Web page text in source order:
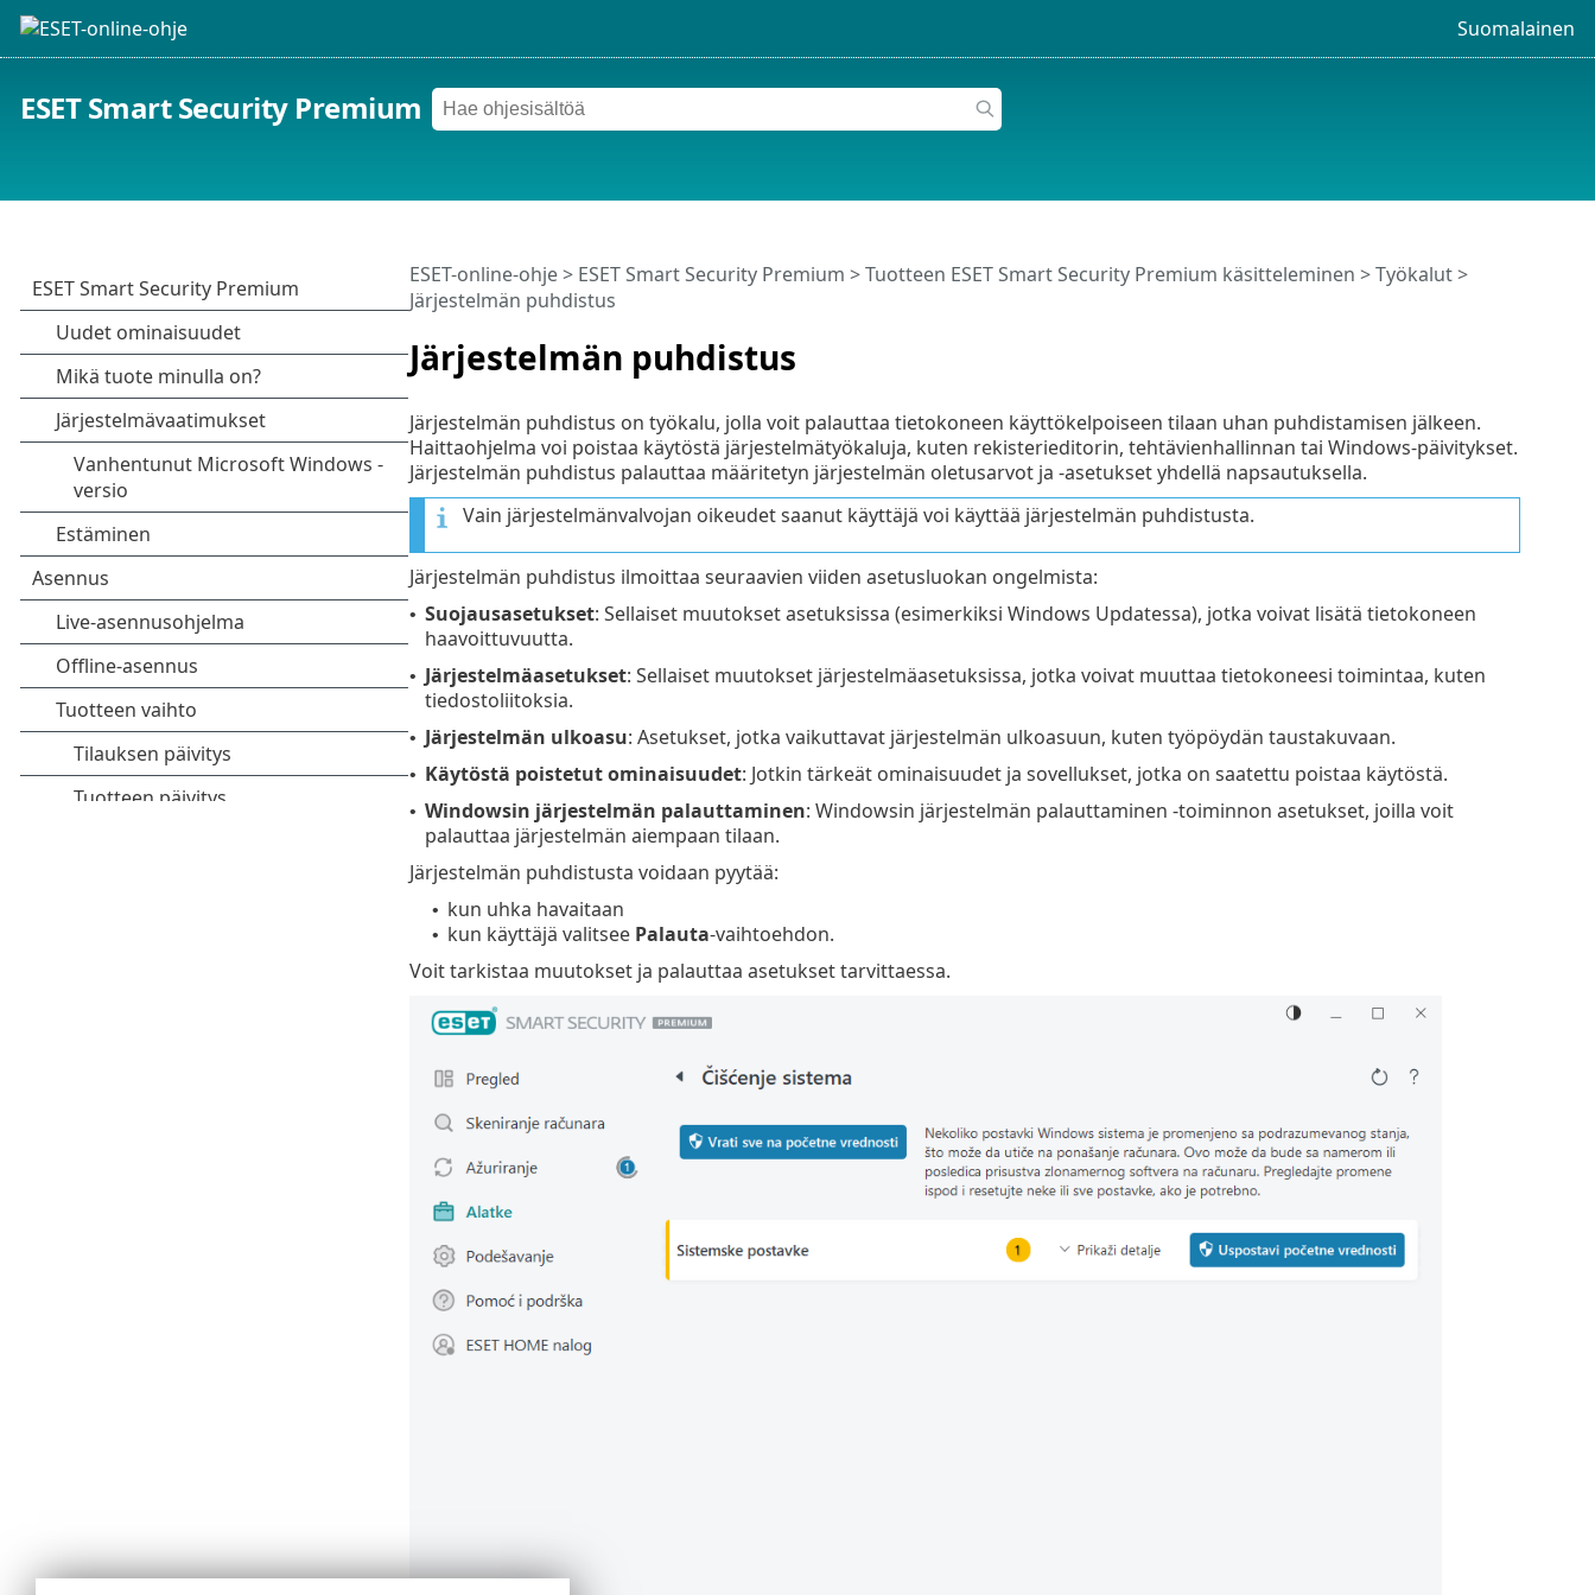
Suomalainen
ESET Smart Security Premium
Järjestelmän puhdistus
ESET-online-ohje> ESET Smart Security Premium >Tuotteen ESET Smart Security Premium käsitteleminen >Työkalut>
Järjestelmän puhdistus
Järjestelmän puhdistus on työkalu, jolla voit palauttaa tietokoneen käyttökelpoiseen tilaan uhan puhdistamisen jälkeen.
Haittaohjelma voi poistaa käytöstä järjestelmätyökaluja, kuten rekisterieditorin, tehtävienhallinnan tai Windows-päivitykset.
Järjestelmän puhdistus palauttaa määritetyn järjestelmän oletusarvot ja -asetukset yhdellä napsautuksella.
Vain järjestelmänvalvojan oikeudet saanut käyttäjä voi käyttää järjestelmän puhdistusta.
Järjestelmän puhdistus ilmoittaa seuraavien viiden asetusluokan ongelmista:
• Suojausasetukset: Sellaiset muutokset asetuksissa (esimerkiksi Windows Updatessa), jotka voivat lisätä tietokoneen
haavoittuvuutta.
• Järjestelmäasetukset: Sellaiset muutokset järjestelmäasetuksissa, jotka voivat muuttaa tietokoneesi toimintaa, kuten
tiedostoliitoksia.
• Järjestelmän ulkoasu: Asetukset, jotka vaikuttavat järjestelmän ulkoasuun, kuten työpöydän taustakuvaan.
• Käytöstä poistetut ominaisuudet: Jotkin tärkeät ominaisuudet ja sovellukset, jotka on saatettu poistaa käytöstä.
• Windowsin järjestelmän palauttaminen: Windowsin järjestelmän palauttaminen -toiminnon asetukset, joilla voit
palauttaa järjestelmän aiempaan tilaan.
Järjestelmän puhdistusta voidaan pyytää:
• kun uhka havaitaan
• kun käyttäjä valitsee Palauta-vaihtoehdon.
Voit tarkistaa muutokset ja palauttaa asetukset tarvittaessa.